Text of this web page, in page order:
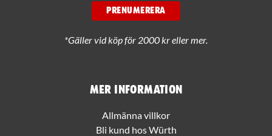
Mer information
Allmänna villkor
Bli kund hos Würth
PRENUMERERA
*Gäller vid köp för 2000 kr eller mer.